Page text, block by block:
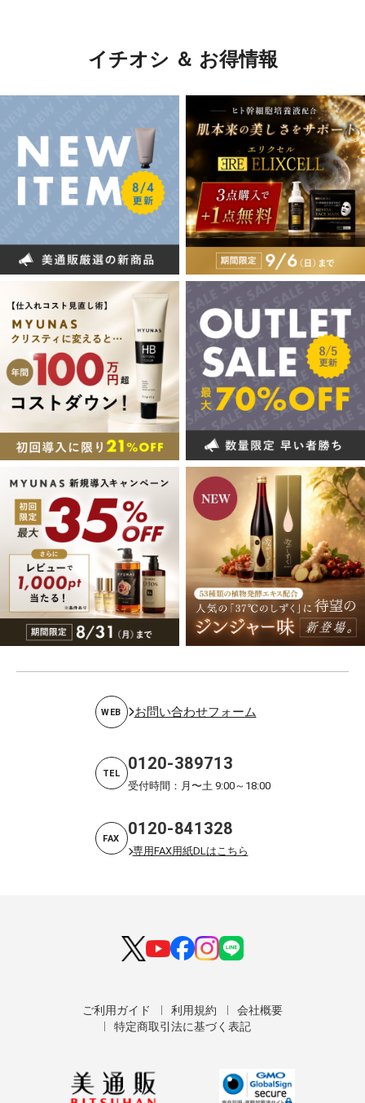
イチオシ ＆ お得情報
WEB お問い合わせフォーム
TEL 0120-389713
受付時間：月〜土 9:00～18:00
FAX 0120-841328
専用FAX用紙DLはこちら
ご利用ガイド 利用規約
会社概要
特定商取引法に基づく表記